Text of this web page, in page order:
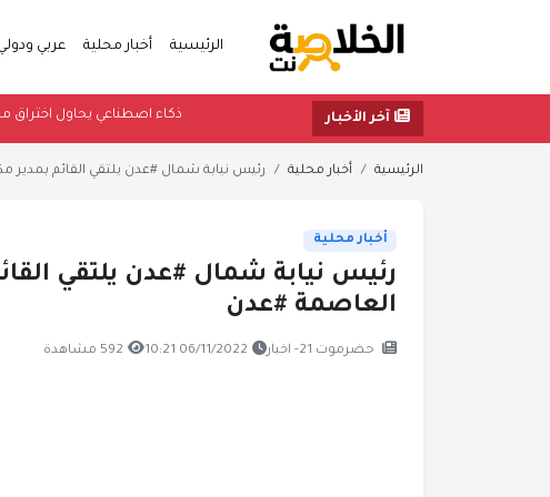
الرئيسية أخبار محلية عربي
آخر الأخبار ذكاء اصطناعي
الرئيسية أخبار محلية رئيس نيابة شمال #عدن يلتقي القائم بمدير
أخبار محلية
رئيس نيابة شمال #عدن يلتقي
العاصمة #عدن
حضرموت 21- اخبار 06/11/2022 10:21 592 مشاهدة